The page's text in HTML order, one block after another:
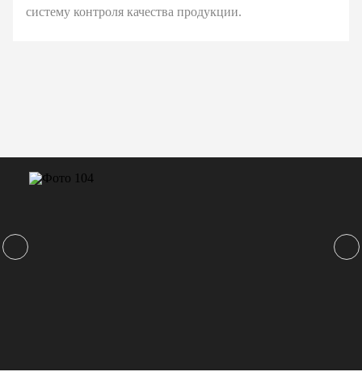
систему контроля качества продукции.